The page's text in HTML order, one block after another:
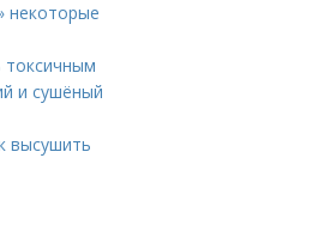
некоторые
токсичным
и сушёный
высушить